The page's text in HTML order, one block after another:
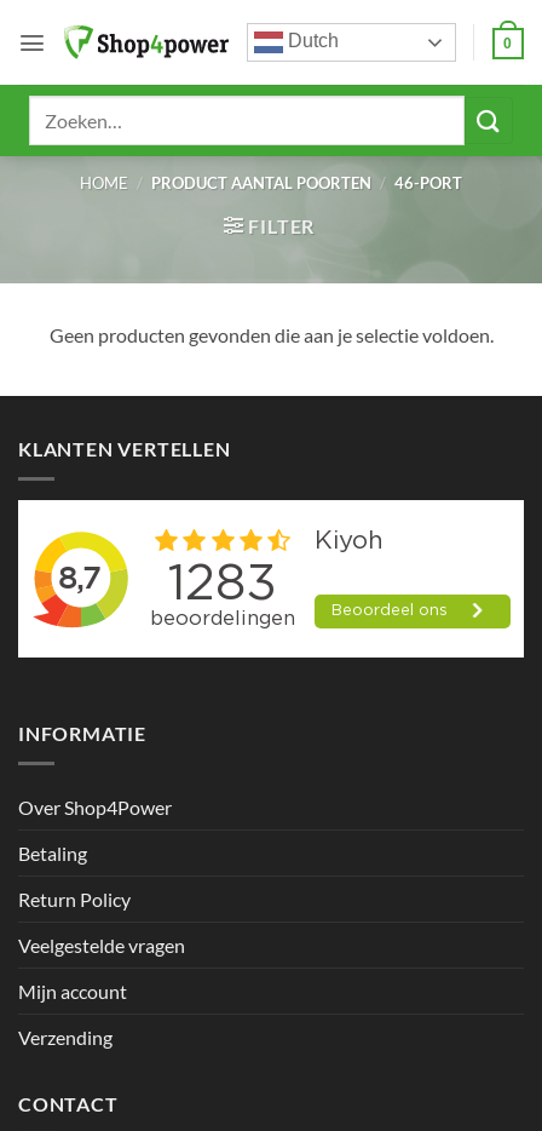
naar
Dutch 0
HOME / PRODUCT AANTAL POORTEN / 46-PORT
FILTER
Geen producten gevonden die aan je selectie voldoen.
KLANTEN VERTELLEN
INFORMATIE
Over Shop4Power
Betaling
Return Policy
Veelgestelde vragen
Mijn account
Verzending
CONTACT